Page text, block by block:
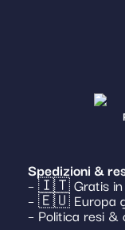
Spedizioni &
– 🇮🇹 Gratis in
– 🇪🇺 Europa
– Politica resi &